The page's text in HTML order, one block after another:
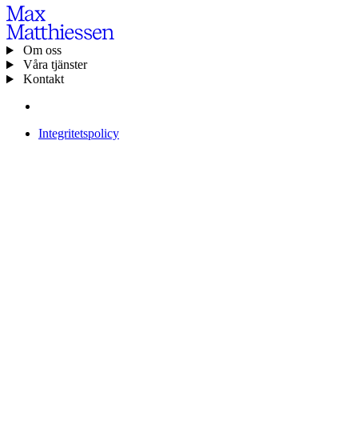
Om oss
Våra tjänster
Kontakt
Integritetspolicy